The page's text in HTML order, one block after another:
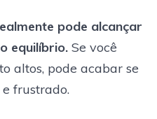
pode alcançar
equilíbrio. Se você
altos, pode acabar se
frustrado.